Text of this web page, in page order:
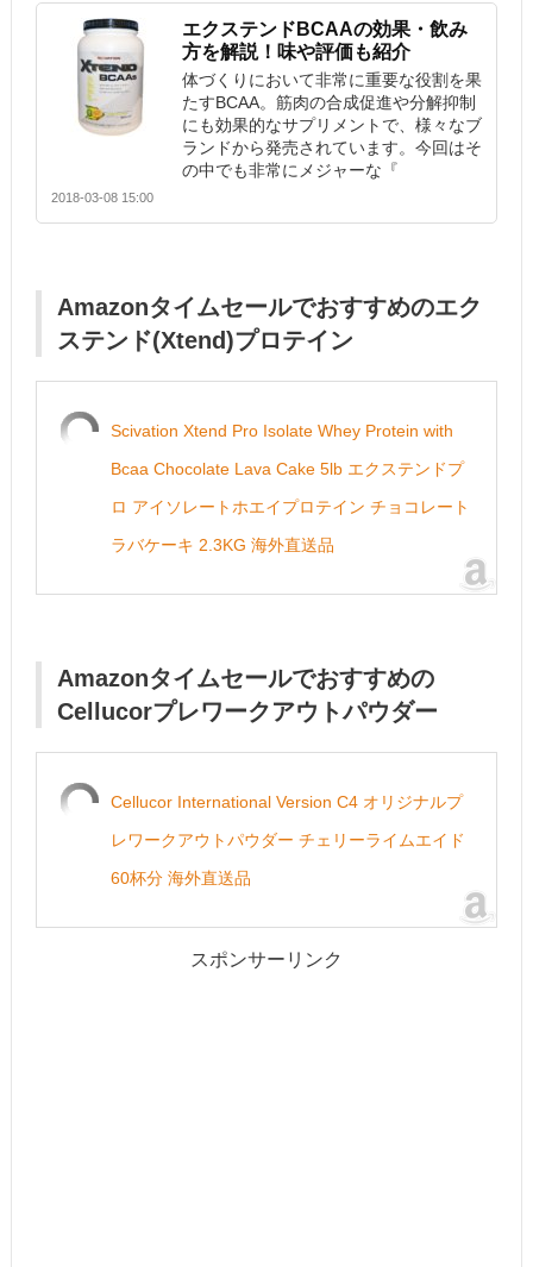
エクステンドBCAAの効果・飲み
方を解説！味や評価も紹介
体づくりにおいて非常に重要な役割を果
たすBCAA。筋肉の合成促進や分解抑制
にも効果的なサプリメントで、様々なブ
ランドから発売されています。今回はそ
の中でも非常にメジャーな『
2018-03-08 15:00
Amazonタイムセールでおすすめのエク
ステンド(Xtend)プロテイン
Scivation Xtend Pro Isolate Whey Protein with
Bcaa Chocolate Lava Cake 5lb エクステンドプ
ロ アイソレートホエイプロテイン チョコレート
ラバケーキ 2.3KG 海外直送品
Amazonタイムセールでおすすめの
Cellucorプレワークアウトパウダー
Cellucor International Version C4 オリジナルプ
レワークアウトパウダー チェリーライムエイド
60杯分 海外直送品
スポンサーリンク